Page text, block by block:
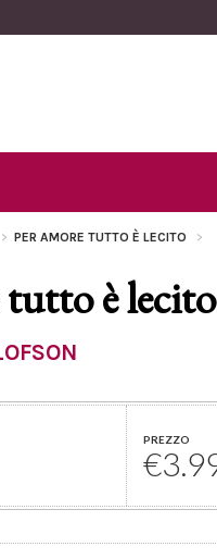
PER AMORE TUTTO È LECITO
tutto è lecito
PREZZO